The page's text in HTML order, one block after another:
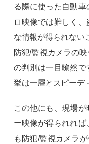
る際に使った自動
ロ映像では難しく
な情報が得られない
防犯/監視カメラの
の判別は一目瞭然で
挙は一層とスピーデ
この他にも、現場
ー映像が得られれば
も防犯/監視カメラ